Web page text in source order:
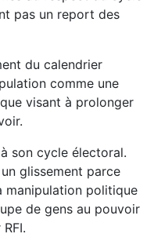
pas un report des
du calendrier
comme une
visant à prolonger
son cycle électoral.
glissement parce
manipulation politique
de gens au pouvoir